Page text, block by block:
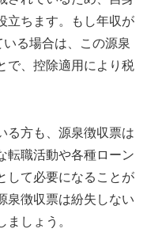
立ちます。もし年収が
る場合は、この源泉
で、控除適用により税
る方も、源泉徴収票は
転職活動や各種ローン
して必要になることが
泉徴収票は紛失しない
しょう。